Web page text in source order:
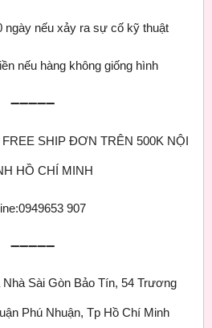
ngày nếu xảy ra sự cố kỹ thuật
nếu hàng không giống hình
➖➖➖➖➖
SHIP ĐƠN TRÊN 500K NỘI
HỒ CHÍ MINH
907
➖➖➖➖➖
Nhà Sài Gòn Bảo Tín, 54 Trương
Phú Nhuận, Tp Hồ Chí Minh